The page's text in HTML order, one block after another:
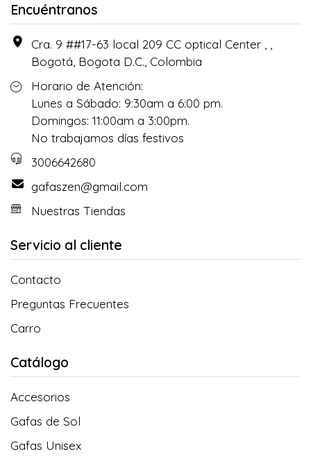
Encuéntranos
Cra. 9 ##17-63 local 209 CC optical Center , ,
Bogotá, Bogota D.C., Colombia
Horario de Atención:
Lunes a Sábado: 9:30am a 6:00 pm.
Domingos: 11:00am a 3:00pm.
No trabajamos días festivos
3006642680
gafaszen@gmail.com
Nuestras Tiendas
Servicio al cliente
Contacto
Preguntas Frecuentes
Carro
Catálogo
Accesorios
Gafas de Sol
Gafas Unisex